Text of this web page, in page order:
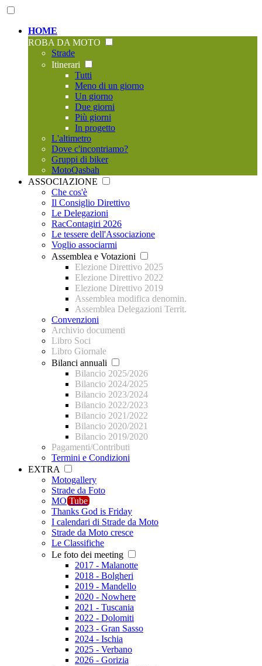
HOME
ROBA DA MOTO
Strade
Itinerari
Tutti
Meno di un giorno
Un giorno
Due giorni
Più giorni
In progetto
L'altimetro
Dove c'incontriamo?
Gruppi di biker
MotoQasbah
ASSOCIAZIONE
Che cos'è
Il Consiglio Direttivo
Le Delegazioni
RacContagiri 2026
Le tessere dell'Associazione
Voglio associarmi
Assemblea e Votazioni
Elezione Direttivo 2025
Elezione Direttivo 2022
Elezione Direttivo 2019
Assemblea modifica denomin.
Assemblea Delegazioni Territ.
Convenzioni
Archivio documenti
Libro Soci
Libro Giornale
Bilanci annuali
Bilancio 2025/2026
Bilancio 2024/2025
Bilancio 2023/2024
Bilancio 2022/2023
Bilancio 2021/2022
Bilancio 2020/2021
Bilancio 2019/2020
Pagamenti/Contributi
Termini e Condizioni
EXTRA
Motogallery
Strade da Foto
MO Tube
Thanks God is Friday
I calendari di Strade da Moto
Strade da Moto cresce
Le Classifiche
Le foto dei meeting
2017 - Malanotte
2018 - Bolgheri
2019 - Mandello
2020 - Nowhere
2021 - Tuscania
2022 - Dolomiti
2023 - Gran Sasso
2024 - Ischia
2025 - Verbano
2026 - Gorizia